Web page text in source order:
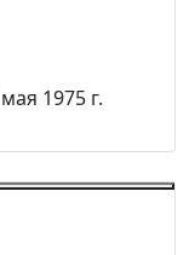
1975 г.